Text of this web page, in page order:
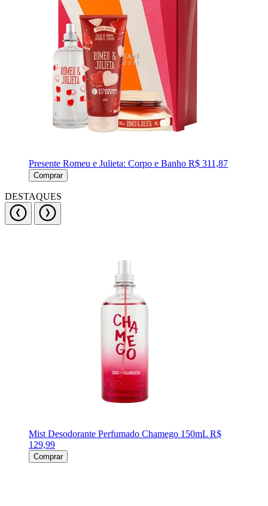
Presente Romeu e Julieta: Corpo e Banho R$ 311,87
Comprar
DESTAQUES
Mist Desodorante Perfumado Chamego 150mL R$
129,99
Comprar